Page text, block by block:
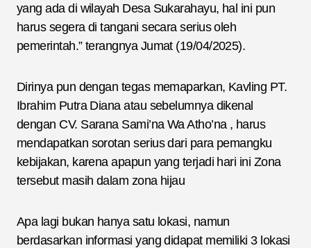
yang ada di wilayah Desa Sukarahayu, hal ini pun
harus segera di tangani secara serius oleh
pemerintah.” terangnya Jumat (19/04/2025).
Dirinya pun dengan tegas memaparkan, Kavling PT.
Ibrahim Putra Diana atau sebelumnya dikenal
dengan CV. Sarana Sami’na Wa Atho’na , harus
mendapatkan sorotan serius dari para pemangku
kebijakan, karena apapun yang terjadi hari ini Zona
tersebut masih dalam zona hijau
Apa lagi bukan hanya satu lokasi, namun
berdasarkan informasi yang didapat memiliki 3 lokasi